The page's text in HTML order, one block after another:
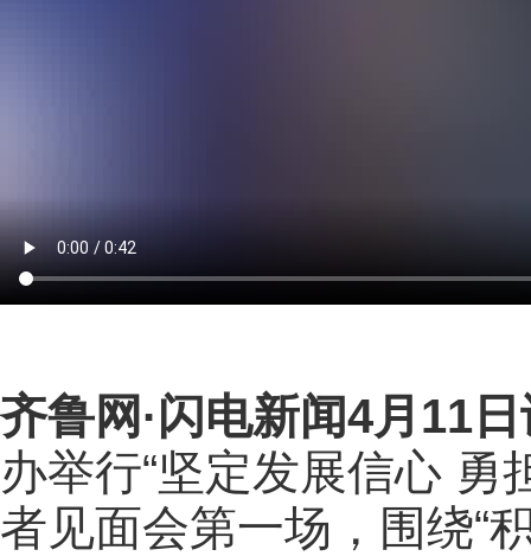
齐鲁网 ·闪电新闻4月11
办举行“坚定发展信心 勇
者见面会第一场，围绕“